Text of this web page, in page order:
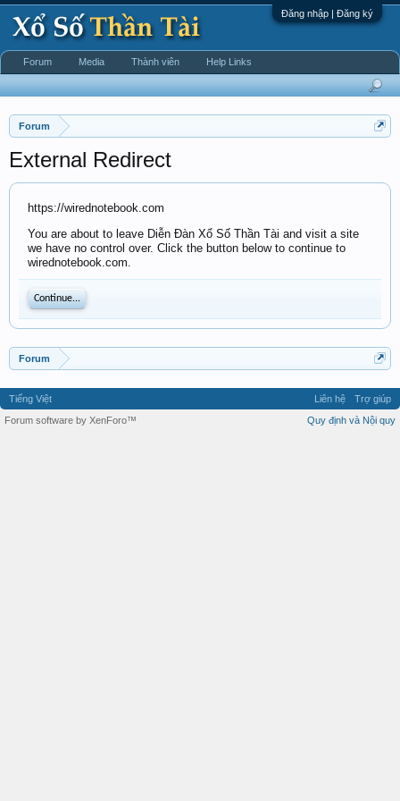
Đăng nhập | Đăng ký
Forum
External Redirect
https://wirednotebook.com
You are about to leave Diễn Đàn Xổ Số Thần Tài and visit a site
we have no control over. Click the button below to continue to
wirednotebook.com.
Continue...
Forum
Forum Media Thành viên Help Links
Tiếng Việt Liên hệ
Trợ giúp
Quy định và Nội quy
Forum software by XenForo™